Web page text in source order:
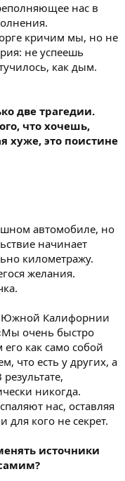
нас в
кричим мы, но не
не успеешь
как дым.
две трагедии.
что хочешь,
хуже, это поистине
автомобиле, но
начинает
километражу.
желания.
Южной Калифорнии
очень быстро
как само собой
что есть у других, а
никогда.
нас, оставляя
для кого не секрет.
источники